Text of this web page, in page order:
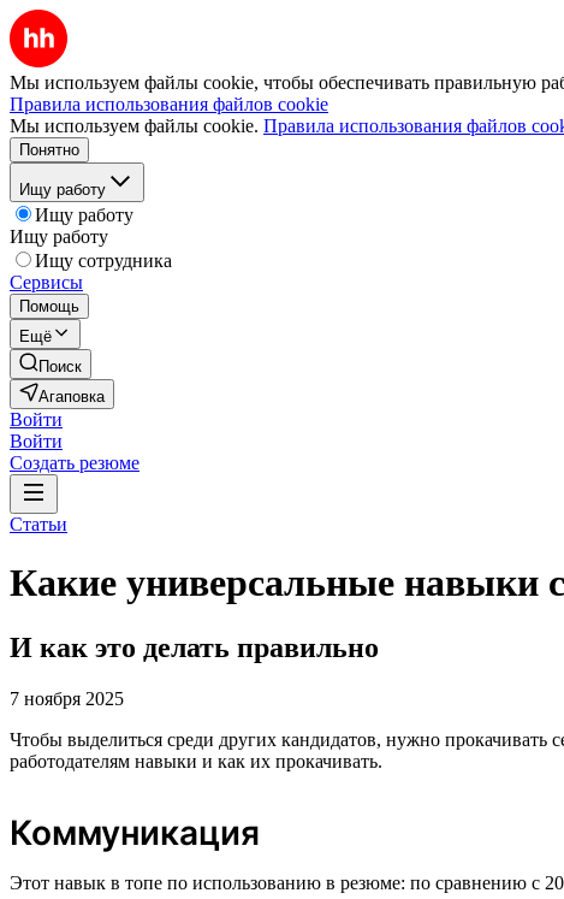
Мы используем файлы cookie, чтобы обеспечивать правильную
Правила использования файлов cookie
Мы используем файлы cookie. Правила использования файлов
Понятно
Ищу работу
Ищу работу
Ищу работу
Ищу сотрудника
Сервисы
Помощь
Ещё
Поиск
Агаповка
Войти
Войти
Создать резюме
Статьи
Какие универсальные навыки
И как это делать правильно
7 ноября 2025
Чтобы выделиться среди других кандидатов, нужно
работодателям навыки и как их прокачивать.
Коммуникация
Этот навык в топе по использованию в резюме: по сравнению с